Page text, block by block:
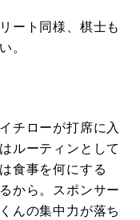
ート同様、棋士も
。
チローが打席に入
ルーティンとして
食事を何にする
から。スポンサー
んの集中力が落ち